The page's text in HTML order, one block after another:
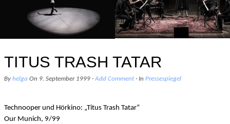
5. September 2018 20. Januar 2017
TITUS TRASH TATAR
By helga On 9. September 1999 · Add Comment· In Pressespiegel
Technooper und Hörkino: „Titus Trash Tatar“
Our Munich, 9/99